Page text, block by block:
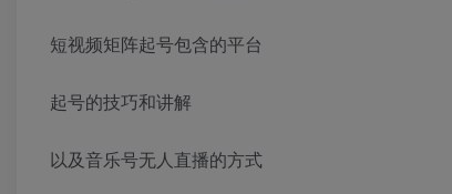
短视频矩阵起号包含的平台
起号的技巧和讲解
以及音乐号无人直播的方式